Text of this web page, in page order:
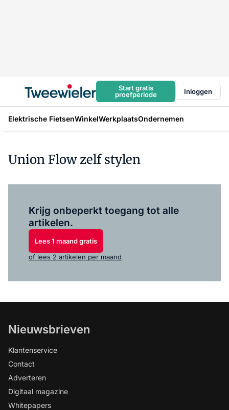
Start gratis
proefperiode
Inloggen
Elektrische FietsenWinkelWerkplaatsOndernemen
Union Flow zelf stylen
Krijg onbeperkt toegang tot alle
artikelen.
Lees 1 maand gratis
of lees 2 artikelen per maand
Nieuwsbrieven
Klantenservice
Contact
Adverteren
Digitaal magazine
Whitepapers